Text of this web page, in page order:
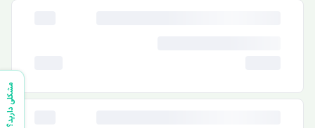
مشکلی دارید؟